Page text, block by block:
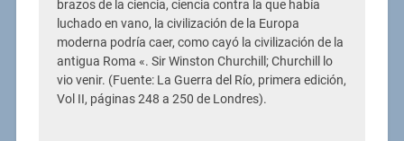
brazos de la ciencia, ciencia contra la que había
luchado en vano, la civilización de la Europa
moderna podría caer, como cayó la civilización de la
antigua Roma «. Sir Winston Churchill; Churchill lo
vio venir. (Fuente: La Guerra del Río, primera edición,
Vol II, páginas 248 a 250 de Londres).